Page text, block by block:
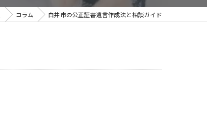
コラム 白井市の公正証書遺言作成法と相談ガイド